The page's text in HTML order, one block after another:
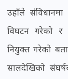
उहाँले
विघटन गरेको र
नियुक्त गरेको
सालदेखिको